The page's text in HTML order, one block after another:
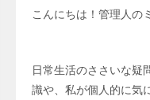
こんにちは！管理人の
日常生活のささいな疑
識や、私が個人的に気